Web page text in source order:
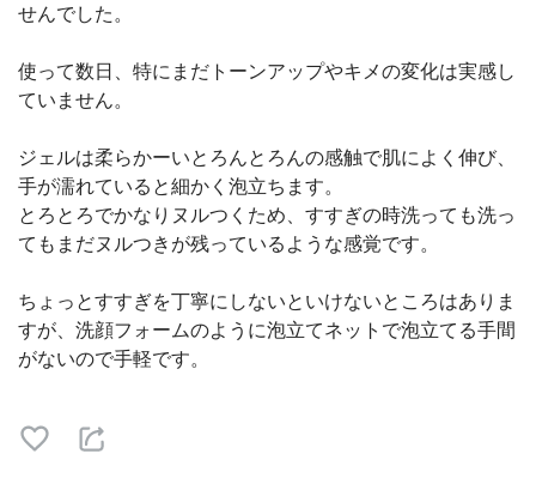
せんでした。
使って数日、特にまだトーンアップやキメの変化は実感し
ていません。
ジェルは柔らかーいとろんとろんの感触で肌によく伸び、
手が濡れていると細かく泡立ちます。
とろとろでかなりヌルつくため、すすぎの時洗っても洗っ
てもまだヌルつきが残っているような感覚です。
ちょっとすすぎを丁寧にしないといけないところはありま
すが、洗顔フォームのように泡立てネットで泡立てる手間
がないので手軽です。